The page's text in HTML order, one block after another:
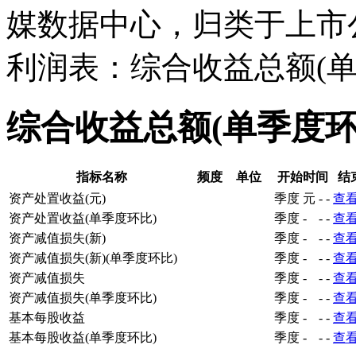
媒数据中心，归类于上
利润表：综合收益总额(
综合收益总额(单季度
指标名称 频度 单位 开始时间
结
资产处置收益(元)
季度 元 - - 查
资产处置收益(单季度环比)
季度 - - - 查
资产减值损失(新)
季度 - - - 查
资产减值损失(新)(单季度环比)
季度 - - - 查
资产减值损失
季度 - - - 查
资产减值损失(单季度环比)
季度 - - - 查
基本每股收益
季度 - - - 查
基本每股收益(单季度环比)
季度 - - - 查